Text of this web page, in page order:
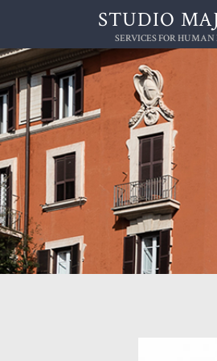
STUDIO
SERVICES FOR HUMAN